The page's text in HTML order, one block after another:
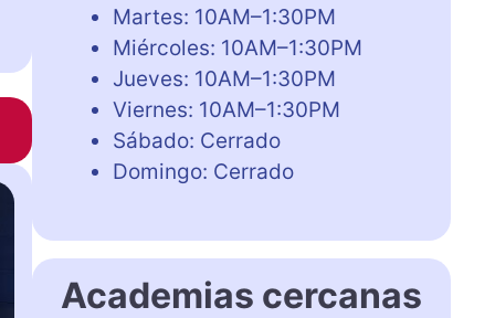
Martes: 10AM–1:30PM
Miércoles: 10AM–1:30PM
Jueves: 10AM–1:30PM
Viernes: 10AM–1:30PM
Sábado: Cerrado
Domingo: Cerrado
Academias cercanas